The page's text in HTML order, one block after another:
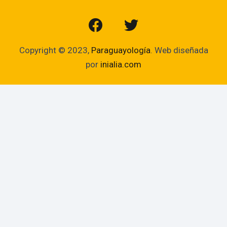
Copyright © 2023, Paraguayología. Web diseñada
por inialia.com